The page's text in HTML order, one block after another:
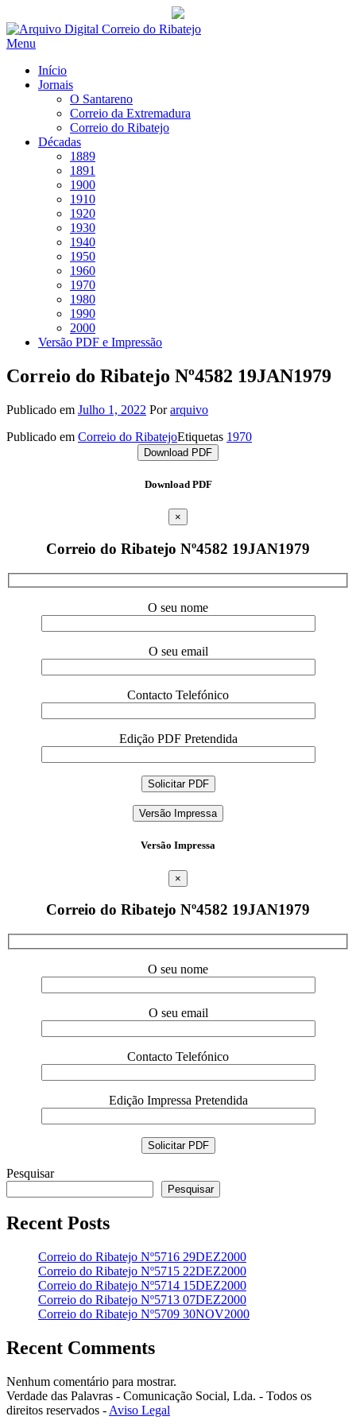
Saltar
para
Menu
Início
Jornais
O Santareno
Correio da Extremadura
Correio do Ribatejo
Décadas
1889
1891
1900
1910
1920
1930
1940
1950
1960
1970
1980
1990
2000
Versão PDF e Impressão
Correio do Ribatejo Nº4582 19JAN1979
Publicado em Julho 1, 2022 Porarquivo
Publicado em Correio do RibatejoEtiquetas 1970
Download PDF
Download PDF
×
Correio do Ribatejo Nº4582 19JAN1979
O seu nome
O seu email
Contacto Telefónico
Edição PDF Pretendida
Versão Impressa
Versão Impressa
×
Correio do Ribatejo Nº4582 19JAN1979
O seu nome
O seu email
Contacto Telefónico
Edição Impressa Pretendida
Pesquisar
Pesquisar
Recent Posts
Correio do Ribatejo Nº5716 29DEZ2000
Correio do Ribatejo Nº5715 22DEZ2000
Correio do Ribatejo Nº5714 15DEZ2000
Correio do Ribatejo Nº5713 07DEZ2000
Correio do Ribatejo Nº5709 30NOV2000
Recent Comments
Nenhum comentário para mostrar.
Verdade das Palavras - Comunicação Social, Lda. - Todos os
direitos reservados - Aviso Legal